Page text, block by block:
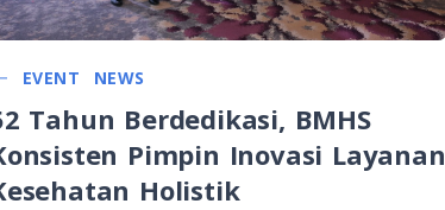
EVENT NEWS
Tahun Berdedikasi, BMHS
Pimpin Inovasi Layanan
Holistik